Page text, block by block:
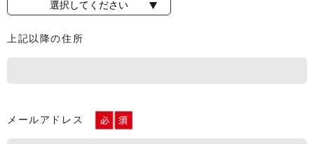
上記以降の住所
メールアドレス